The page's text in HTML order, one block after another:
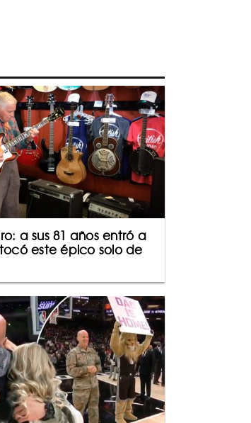
a sus 81 años entró a
este épico solo de